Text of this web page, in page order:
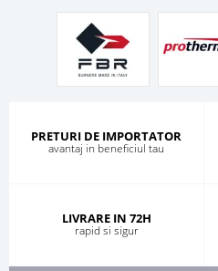
PRETURI DE IMPORTATOR
avantaj in beneficiul tau
LIVRARE IN 72H
rapid si sigur